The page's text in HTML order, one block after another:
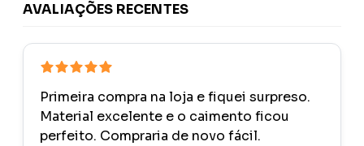
AVALIAÇÕES RECENTES
Primeira compra na loja e fiquei surpreso.
Material excelente e o caimento ficou
perfeito. Compraria de novo fácil.